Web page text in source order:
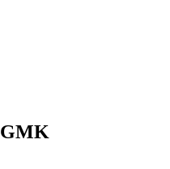
دانلود نرم افزار دزدگیر GMK